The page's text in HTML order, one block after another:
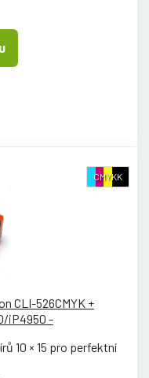
CMYKK
CLI-526CMYK +
iP4950 -
10 × 15 pro perfektní